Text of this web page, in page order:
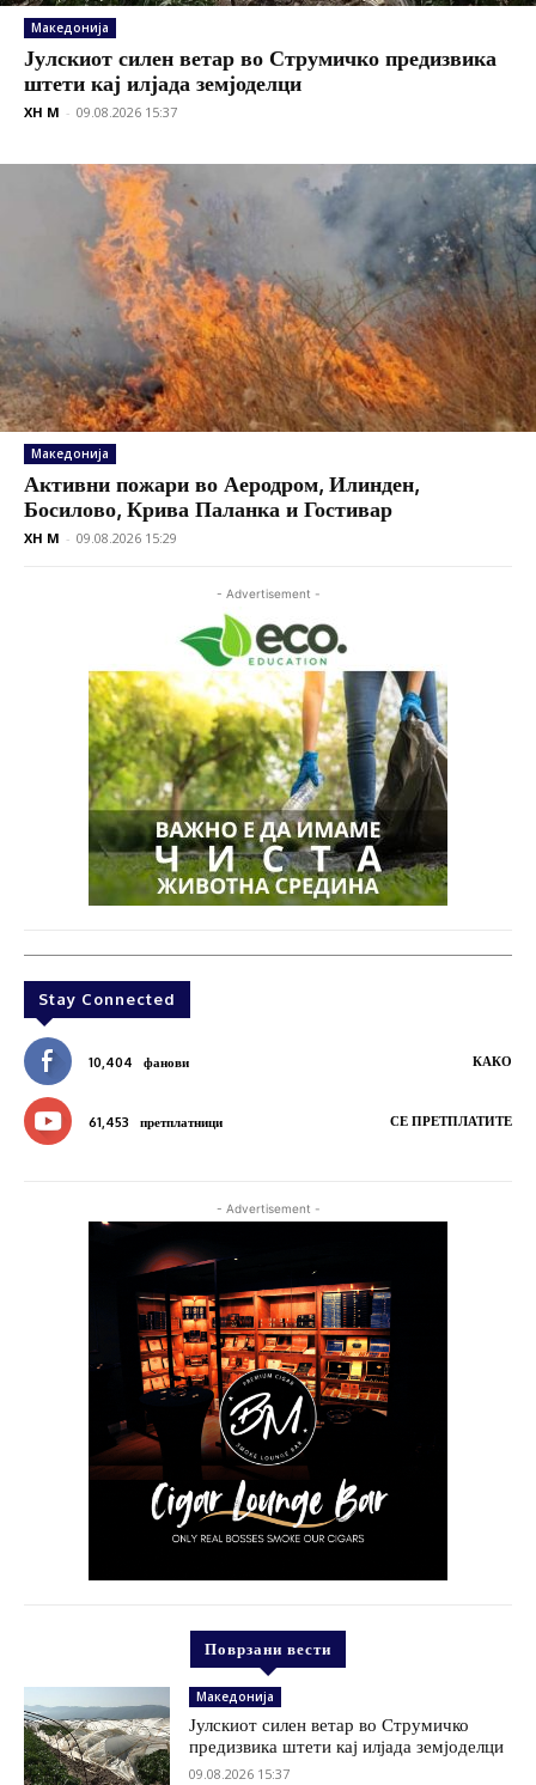
Македонија
Јулскиот силен ветар во Струмичко предизвика
штети кај илјада земјоделци
XH M - 09.08.2026 15:37
Македонија
Активни пожари во Аеродром, Илинден,
Босилово, Крива Паланка и Гостивар
XH M - 09.08.2026 15:29
- Advertisement -
Stay Connected
10,404 фанови КАКО
61,453 претплатници СЕ ПРЕТПЛАТИТЕ
- Advertisement -
Поврзани вести
Македонија
Јулскиот силен ветар во Струмичко
предизвика штети кај илјада земјоделци
09.08.2026 15:37